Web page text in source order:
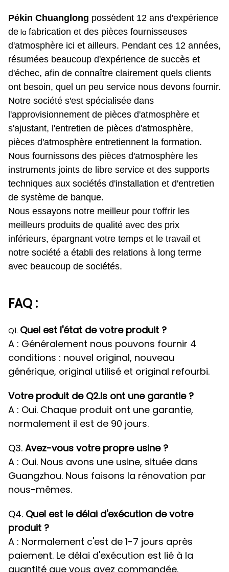
Pékin Chuanglong possèdent 12 ans d'expérience
de la fabrication et des pièces fournisseuses
d'atmosphère ici et ailleurs. Pendant ces 12 années,
résumées beaucoup d'expérience de succès et
d'échec, afin de connaître clairement quels clients
ont besoin, quel un peu service nous devons fournir.
Notre société s'est spécialisée dans
l'approvisionnement de pièces d'atmosphère et
s'ajustant, l'entretien de pièces d'atmosphère,
pièces d'atmosphère entretiennent la formation.
Nous fournissons des pièces d'atmosphère les
instruments joints de libre service et des supports
techniques aux sociétés d'installation et d'entretien
de système de banque.
Nous essayons notre meilleur pour t'offrir les
meilleurs produits de qualité avec des prix
inférieurs, épargnant votre temps et le travail et
notre société a établi des relations à long terme
avec beaucoup de sociétés.
FAQ :
Q1. Quel est l'état de votre produit ?
A : Généralement nous pouvons fournir 4
conditions : nouvel original, nouveau
générique, original utilisé et original refourbi.
Votre produit de Q2.Is ont une garantie ?
A : Oui. Chaque produit ont une garantie,
normalement il est de 90 jours.
Q3. Avez-vous votre propre usine ?
A : Oui. Nous avons une usine, située dans
Guangzhou. Nous faisons la rénovation par
nous-mêmes.
Q4. Quel est le délai d'exécution de votre
produit ?
A : Normalement c'est de 1-7 jours après
paiement. Le délai d'exécution est lié à la
quantité que vous avez commandée.